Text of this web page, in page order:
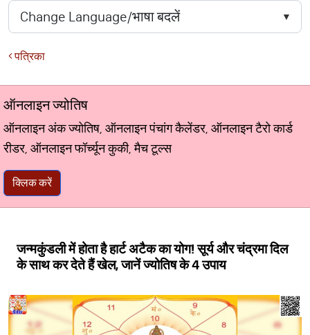
पत्रिका
ऑनलाइन ज्योतिष
ऑनलाइन अंक ज्योतिष, ऑनलाइन पंचांग कैलेंडर, ऑनलाइन टैरो कार्ड
रीडर, ऑनलाइन फॉर्च्यून कुकी, मैच टूल्स
क्लिक करें
जन्मकुंडली में होता है हार्ट अटैक का योग! सूर्य और चंद्रमा दिल
के साथ कर देते हैं खेल, जानें ज्योतिष के 4 उपाय